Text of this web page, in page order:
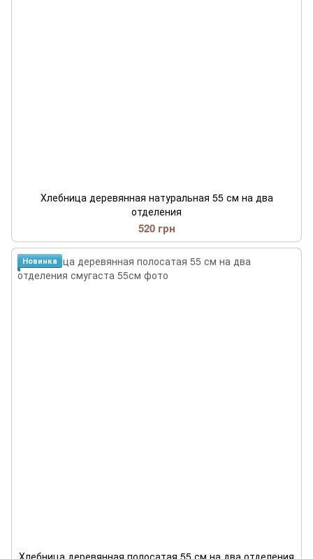
Хлебница деревянная натуральная 55 см на два
отделения
520 грн
Новинка
Хлебница деревянная полосатая 55 см на два отделения